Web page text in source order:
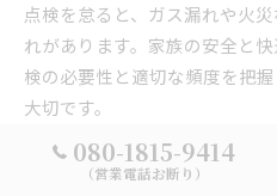
点検を怠ると、ガス漏れや火
れがあります。家族の安全と
検の必要性と適切な頻度を把
大切です。
ガス点検未実施で起こる
080-1815-9414
（営業電話お断り）